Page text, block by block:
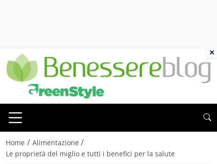
Home / Alimentazione /
Le proprietà del miglio e tutti i benefici per la salute
×